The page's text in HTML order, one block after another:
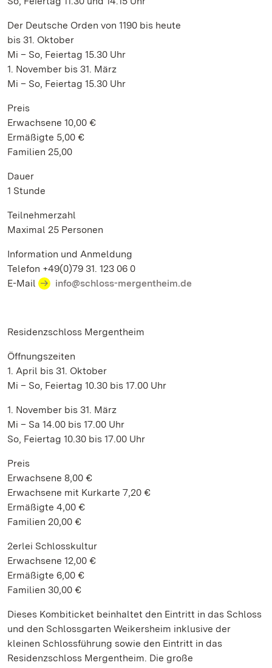
Der Deutsche Orden von 1190 bis heute
bis 31. Oktober
Mi – So, Feiertag 15.30 Uhr
1. November bis 31. März
Mi – So, Feiertag 15.30 Uhr
Preis
Erwachsene 10,00 €
Ermäßigte 5,00 €
Familien 25,00
Dauer
1 Stunde
Teilnehmerzahl
Maximal 25 Personen
Information und Anmeldung
Telefon +49(0)79 31. 123 06 0
E-Mail
info@schloss-mergentheim.de
Residenzschloss Mergentheim
Öffnungszeiten
1. April bis 31. Oktober
Mi – So, Feiertag 10.30 bis 17.00 Uhr
1. November bis 31. März
Mi – Sa 14.00 bis 17.00 Uhr
So, Feiertag 10.30 bis 17.00 Uhr
Preis
Erwachsene 8,00 €
Erwachsene mit Kurkarte 7,20 €
Ermäßigte 4,00 €
Familien 20,00 €
2erlei Schlosskultur
Erwachsene 12,00 €
Ermäßigte 6,00 €
Familien 30,00 €
Dieses Kombiticket beinhaltet den Eintritt in das Schloss
und den Schlossgarten Weikersheim inklusive der
kleinen Schlossführung sowie den Eintritt in das
Residenzschloss Mergentheim. Die große